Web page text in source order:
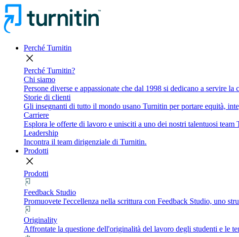
Perché Turnitin
close
Perché Turnitin?
Chi siamo
Persone diverse e appassionate che dal 1998 si dedicano a servire
Storie di clienti
Gli insegnanti di tutto il mondo usano Turnitin per portare equità,
Carriere
Esplora le offerte di lavoro e unisciti a uno dei nostri talentuosi team
Leadership
Incontra il team dirigenziale di Turnitin.
Prodotti
close
Prodotti
Feedback Studio
Promuovete l'eccellenza nella scrittura con Feedback Studio, uno
Originality
Affrontate la questione dell'originalità del lavoro degli studenti e le